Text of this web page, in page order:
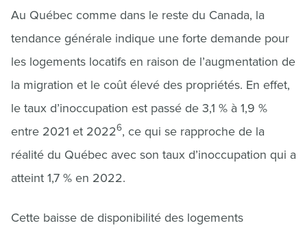
Au Québec comme dans le reste du Canada, la
tendance générale indique une forte demande pour
les logements locatifs en raison de l’augmentation de
la migration et le coût élevé des propriétés. En effet,
le taux d’inoccupation est passé de 3,1 % à 1,9 %
entre 2021 et 20226, ce qui se rapproche de la
réalité du Québec avec son taux d’inoccupation qui a
atteint 1,7 % en 2022.
Cette baisse de disponibilité des logements